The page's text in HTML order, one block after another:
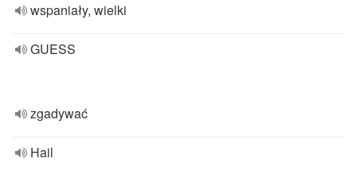
wspaniały, wielki
GUESS
zgadywać
Hail